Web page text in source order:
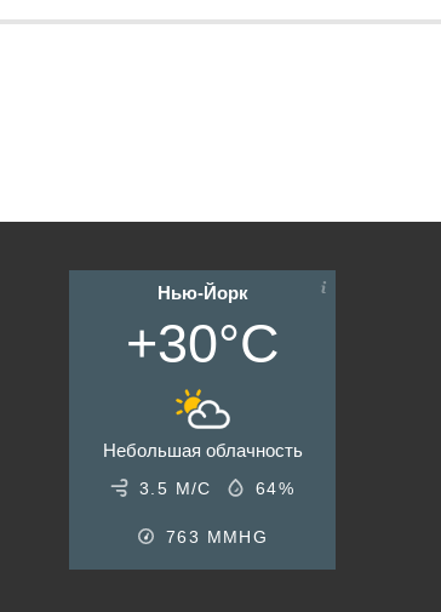
Нью-Йорк
+30°C
Небольшая облачность
3.5 М/С 64%
763 MMHG